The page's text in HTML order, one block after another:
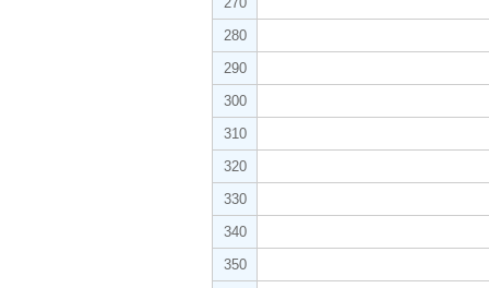
280
290
300
310
320
330
340
350